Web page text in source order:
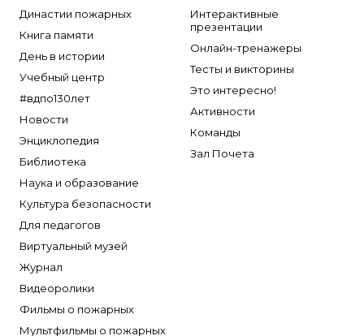
Династии пожарных
Книга памяти
День в истории
Учебный центр
#вдпо130лет
Новости
Энциклопедия
Библиотека
Наука и образование
Культура безопасности
Для педагогов
Виртуальный музей
Журнал
Видеоролики
Фильмы о пожарных
Мультфильмы о пожарных
Интерактивные
презентации
Онлайн-тренажеры
Тесты и викторины
Это интересно!
Активности
Команды
Зал Почета